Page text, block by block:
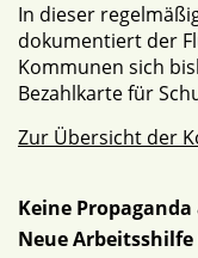
In dieser
dokumentiert der
Kommunen sich
Bezahlkarte für
Zur Übersicht der
Keine
Neue